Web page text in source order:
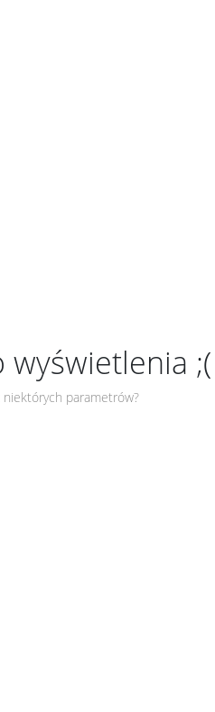
wyświetlenia ;(
niektórych parametrów?